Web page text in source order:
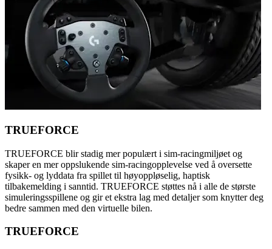
TRUEFORCE
TRUEFORCE blir stadig mer populært i sim-racingmiljøet og
skaper en mer oppslukende sim-racingopplevelse ved å oversette
fysikk- og lyddata fra spillet til høyoppløselig, haptisk
tilbakemelding i sanntid. TRUEFORCE støttes nå i alle de største
simuleringsspillene og gir et ekstra lag med detaljer som knytter deg
bedre sammen med den virtuelle bilen.
TRUEFORCE